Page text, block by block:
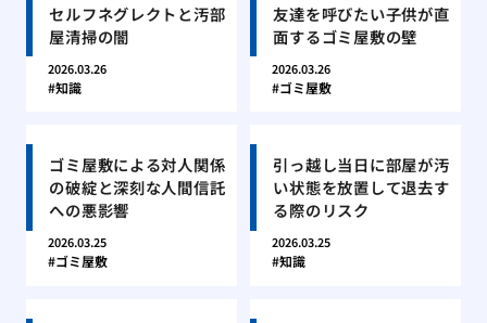
セルフネグレクトと汚部
屋清掃の闇
2026.03.26
知識
友達を呼びたい子供が直
面するゴミ屋敷の壁
2026.03.26
ゴミ屋敷
ゴミ屋敷による対人関係
の破綻と深刻な人間信託
への悪影響
2026.03.25
ゴミ屋敷
引っ越し当日に部屋が汚
い状態を放置して退去す
る際のリスク
2026.03.25
知識